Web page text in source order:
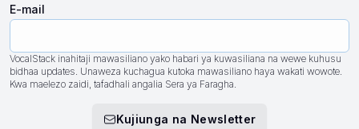
E-mail
VocalStack inahitaji mawasiliano yako habari ya kuwasiliana na wewe kuhusu
bidhaa updates. Unaweza kuchagua kutoka mawasiliano haya wakati wowote.
Kwa maelezo zaidi, tafadhali angalia Sera ya Faragha.
Kujiunga na Newsletter